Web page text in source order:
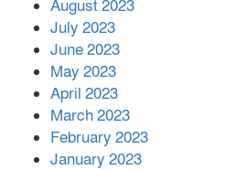
August 2023
July 2023
June 2023
May 2023
April 2023
March 2023
February 2023
January 2023